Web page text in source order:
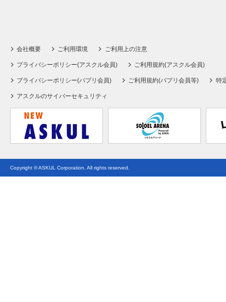
会社概要 ご利用環境 ご利用上の注意
プライバシーポリシー(アスクル会員) ご利用規約(アスクル会員)
プライバシーポリシー(パプリ会員) ご利用規約(パプリ会員等) 特
アスクルのサイバーセキュリティ
Copyright © ASKUL Corporation. All rights reserved.